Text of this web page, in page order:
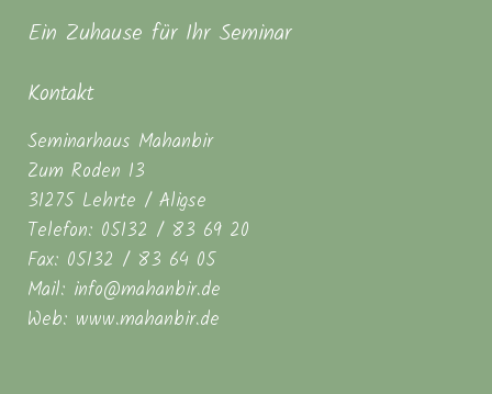
Ein Zuhause für Ihr Seminar
Kontakt
Seminarhaus Mahanbir
Zum Roden 13
31275 Lehrte / Aligse
Telefon: 05132 / 83 69 20
Fax: 05132 / 83 64 05
Mail: info@mahanbir.de
Web: www.mahanbir.de